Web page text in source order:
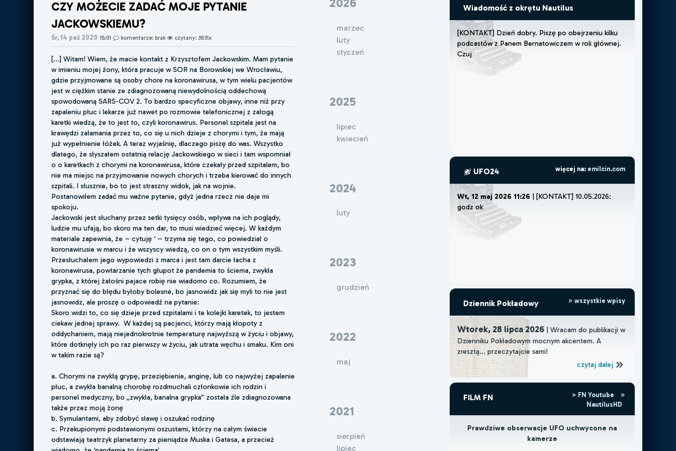
CZY MOŻECIE ZADAĆ MOJE PYTANIE
JACKOWSKIEMU?
Śr, 14 paź 2020 15:01 komentarze: brak czytany: 3831x
[...] Witam! Wiem, że macie kontakt z Krzysztofem Jackowskim. Mam pytanie
w imieniu mojej żony, która pracuje w SOR na Borowskiej we Wrocławiu,
gdzie przyjmowane są osoby chore na koronawirusa, w tym wielu pacjentów
jest w ciężkim stanie ze zdiagnozowaną niewydolnością oddechową
spowodowaną SARS-COV 2. To bardzo specyficzne objawy, inne niż przy
zapaleniu płuc i lekarze już nawet po rozmowie telefonicznej z załogą
karetki wiedzą, że to jest to, czyli koronawirus. Personel szpitala jest na
krawędzi załamania przez to, co się u nich dzieje z chorymi i tym, że mają
już wypełnienie łóżek. A teraz wyjaśnię, dlaczego piszę do was. Wszystko
dlatego, że słyszałem ostatnią relację Jackowskiego w sieci i tam wspomniał
o o karetkach z chorymi na koronawirusa, które czekały przed szpitalem, bo
nie ma miejsc na przyjmowanie nowych chorych i trzeba kierować do innych
szpitali. I słusznie, bo to jest straszny widok, jak na wojnie.
Postanowiłem zadać mu ważne pytanie, gdyż jedna rzecz nie daje mi
spokoju.
Jackowski jest słuchany przez setki tysięcy osób, wpływa na ich poglądy,
ludzie mu ufają, bo skoro ma ten dar, to musi wiedzieć więcej. W każdym
materiale zapewnia, że – cytuję ‘ – trzyma się tego, co powiedział o
koronawirusie w marcu i że wszyscy wiedzą, co on o tym wszystkim myśli.
Przesłuchałem jego wypowiedzi z marca i jest tam darcie łacha z
koronawirusa, powtarzanie tych głupot że pandemia to ściema, zwykła
grypka, z której żałośni pajace robię nie wiadomo co. Rozumiem, że
przyznać się do błędu byłoby bolesne, bo jasnowidz jak się myli to nie jest
jasnowidz, ale proszę o odpowiedź na pytanie:
Skoro widzi to, co się dzieje przed szpitalami i te kolejki karetek, to jestem
ciekaw jednej sprawy. W każdej są pacjenci, którzy mają kłopoty z
oddychaniem, mają niejednokrotnie temperaturę najwyższą w życiu i objawy,
które dotknęły ich po raz pierwszy w życiu, jak utrata węchu i smaku. Kim oni
w takim razie są?
a. Chorymi na zwykłą grypę, przeziębienie, anginę, lub co najwyżej zapalenie
płuc, a zwykła banalną chorobę rozdmuchali członkowie ich rodzin i
personel medyczny, bo „zwykła, banalna grypka” została źle zdiagnozowana
także przez moją żonę
b. Symulantami, aby zdobyć sławę i oszukać rodzinę
c. Przekupionymi podstawionymi oszustami, którzy na całym świecie
odstawiają teatrzyk planetarny za pieniądze Muska i Gatesa, a przecież
marzec
luty
styczeń
2025
lipiec
kwiecień
2024
luty
2023
grudzień
2022
maj
2021
sierpień
lipiec
Wiadomość z okrętu Nautilus
[KONTAKT] Dzień dobry. Piszę po obejrzeniu kilku
podcastów z Panem Bernatowiczem w roli głównej.
Czuję, że muszę lub
UFO24 więcej na: emilcin.com
Wt, 12 maj 2026 11:26 | [KONTAKT] 10.05.2026:
godz ok 22:30.
Dziennik Pokładowy wszystkie wpisy
Wtorek, 28 lipca 2026| Wracam do publikacji w
Dzienniku Pokładowym mocnym akcentem. A
zresztą... przeczytajcie sami!
czytaj dalej
FILM FN
FN Youtube
NautilusHD
Prawdziwe obserwacje UFO uchwycone na
kamerze